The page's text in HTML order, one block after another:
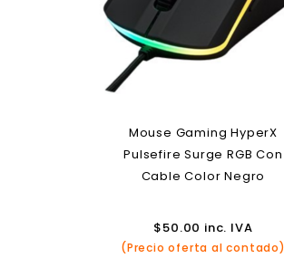
Mouse Gaming HyperX
Pulsefire Surge RGB Con
Cable Color Negro
$50.00 inc. IVA
(Precio oferta al contado)